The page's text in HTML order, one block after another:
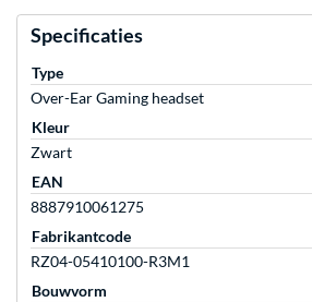
Specificaties
Type
Over-Ear Gaming headset
Kleur
Zwart
EAN
8887910061275
Fabrikantcode
RZ04-05410100-R3M1
Bouwvorm